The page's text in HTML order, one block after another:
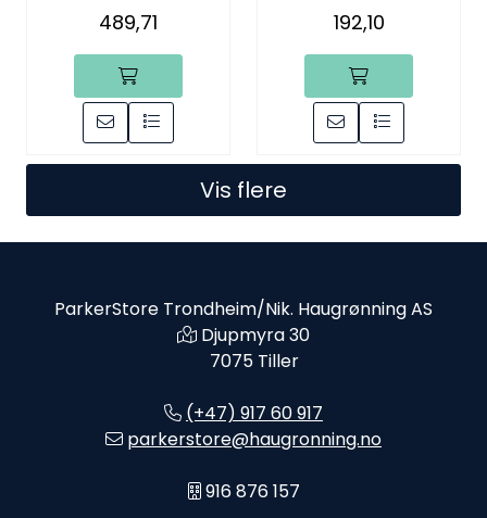
489,71 192,10
Vis flere
ParkerStore Trondheim/Nik. Haugrønning AS
Djupmyra 30
7075 Tiller
(+47) 917 60 917
parkerstore@haugronning.no
916 876 157